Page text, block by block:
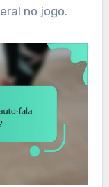
no jogo.